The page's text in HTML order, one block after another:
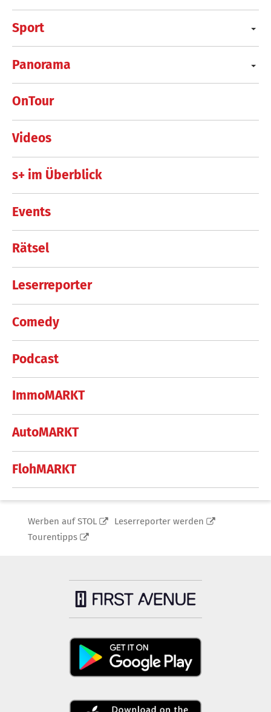
Sport
Panorama
OnTour
Videos
s+ im Überblick
Events
Rätsel
Leserreporter
Comedy
Podcast
ImmoMARKT
AutoMARKT
FlohMARKT
Werben auf STOL
Leserreporter werden
Tourentipps